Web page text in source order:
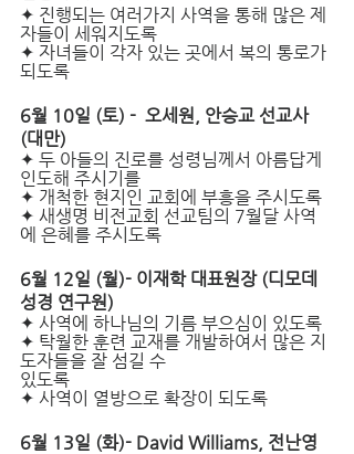
✦ 진행되는 여러가지 사역을 통해 많은 제
자들이 세워지도록
✦ 자녀들이 각자 있는 곳에서 복의 통로가
되도록
6월 10일 (토) -  오세원, 안승교 선교사
(대만)
✦ 두 아들의 진로를 성령님께서 아름답게
인도해 주시기를
✦ 개척한 현지인 교회에 부흥을 주시도록
✦ 새생명 비전교회 선교팀의 7월달 사역
에 은혜를 주시도록
6월 12일 (월)- 이재학 대표원장 (디모데
성경 연구원)
✦ 사역에 하나님의 기름 부으심이 있도록
✦ 탁월한 훈련 교재를 개발하여서 많은 지
도자들을 잘 섬길 수
있도록
✦ 사역이 열방으로 확장이 되도록
6월 13일 (화)- David Williams, 전난영